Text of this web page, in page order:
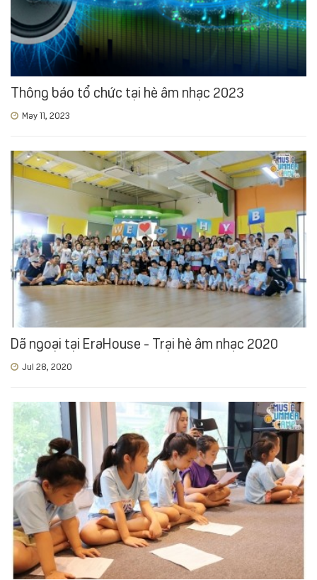
Thông báo tổ chức tại hè âm nhạc 2023
May 11, 2023
Dã ngoại tại EraHouse - Trại hè âm nhạc 2020
Jul 28, 2020